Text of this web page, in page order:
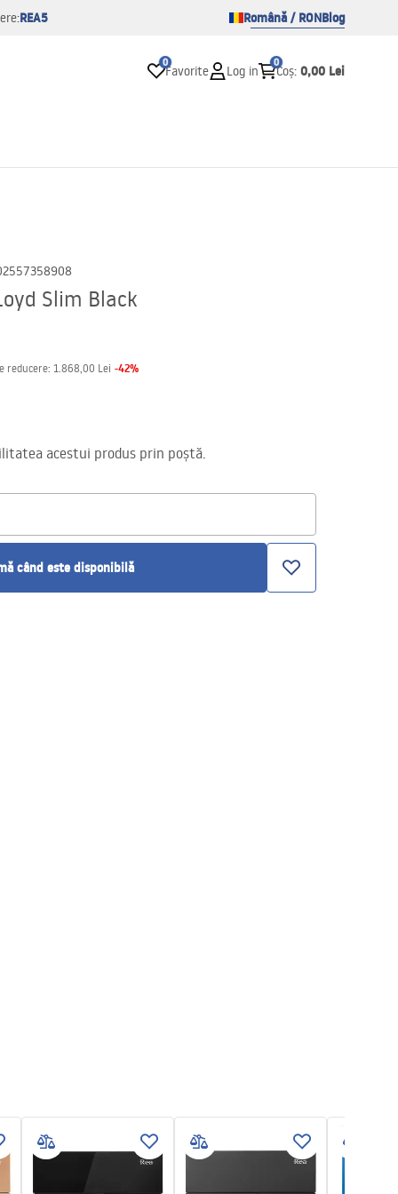
REA5 Română / RONBlog
0
Favorite Log in
0
Coș: 0,00 Lei
Slim Black
reducere: 1.868,00 Lei -42%
acestui produs prin poștă.
când este disponibilă